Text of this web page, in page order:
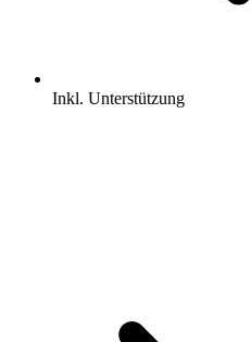
Inkl. Unterstützung